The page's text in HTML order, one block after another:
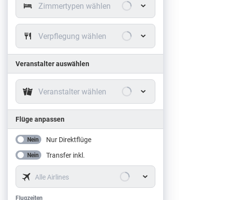
Zimmertypen wählen
Verpflegung wählen
Veranstalter auswählen
Veranstalter wählen
Flüge anpassen
Nein Nur Direktflüge
Nein Transfer inkl.
Alle Airlines
Flugzeiten
Flugzeiten